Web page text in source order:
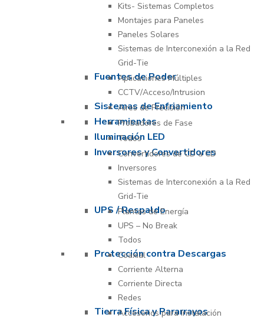
Kits- Sistemas Completos
Montajes para Paneles
Paneles Solares
Sistemas de Interconexión a la Red
Grid-Tie
Fuentes de Poder
Aplicaciones Múltiples
CCTV/Acceso/Intrusion
Sistemas de Enfriamiento
Aires de Precisión
Herramientas
Probadores de Fase
Iluminación LED
Todos
Inversores y Convertidores
Convertidores de CD a CD
Inversores
Sistemas de Interconexión a la Red
Grid-Tie
UPS / Respaldo
Plantas de Energía
UPS – No Break
Todos
Protección contra Descargas
Coaxial
Corriente Alterna
Corriente Directa
Redes
Tierra Física y Pararrayos
Accesorios para Instalación